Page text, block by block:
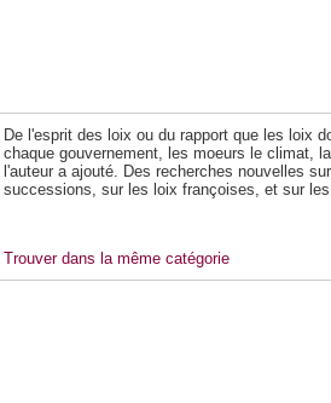
De l'esprit des loix ou du rapport que les loix
chaque gouvernement, les moeurs le climat,
l'auteur a ajouté. Des recherches nouvelles
successions, sur les loix françoises, et sur
Trouver dans la même catégorie